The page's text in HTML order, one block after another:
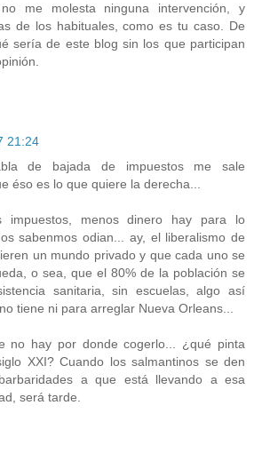
no me molesta ninguna intervención, y
de los habituales, como es tu caso. De
sería de este blog sin los que participan
21:24
de bajada de impuestos me sale
éso es lo que quiere la derecha...
impuestos, menos dinero hay para lo
sabenmos odian... ay, el liberalismo de
un mundo privado y que cada uno se
o sea, que el 80% de la población se
sanitaria, sin escuelas, algo así
tiene ni para arreglar Nueva Orleans...
no hay por donde cogerlo... ¿qué pinta
XXI? Cuando los salmantinos se den
a que está llevando a esa
será tarde.